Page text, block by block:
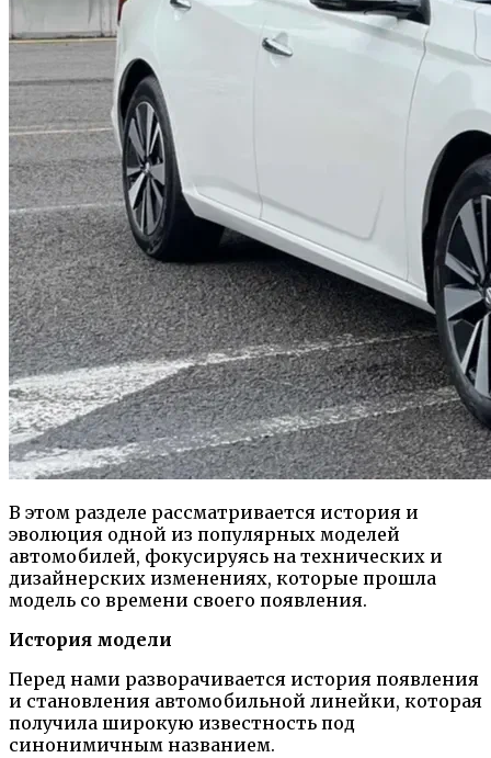
В этом разделе рассматривается история и
эволюция одной из популярных моделей
автомобилей, фокусируясь на технических и
дизайнерских изменениях, которые прошла
модель со времени своего появления.
История модели
Перед нами разворачивается история появления
и становления автомобильной линейки, которая
получила широкую известность под
синонимичным названием.